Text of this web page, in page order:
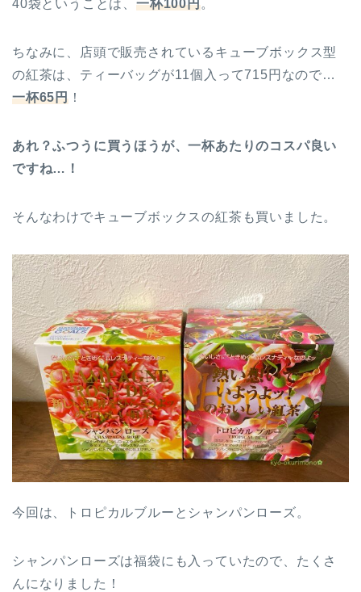
40袋ということは、 一杯100円。
ちなみに、店頭で販売されているキューブボックス型
の紅茶は、ティーバッグが11個入って715円なので…
一杯65円 ！
あれ？ふつうに買うほうが、一杯あたりのコスパ良い
ですね…！
そんなわけでキューブボックスの紅茶も買いました。
今回は、トロピカルブルーとシャンパンローズ。
シャンパンローズは福袋にも入っていたので、たくさ
んになりました！